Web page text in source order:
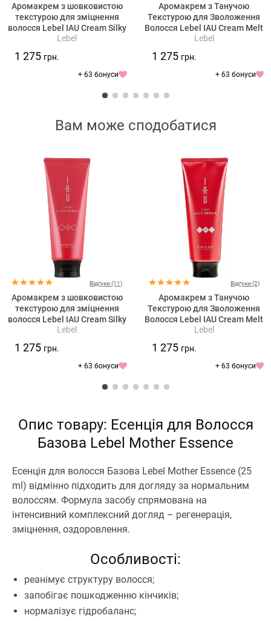
Аромакрем з шовковистою
текстурою для зміцнення
волосся Lebel IAU Cream Silky
Repair
Lebel
1 275 грн.
+ 63 бонуси
Аромакрем з Танучою
Текстурою для Зволоження
Волосся Lebel IAU Cream Melt
Repair
Lebel
1 275 грн.
+ 63 бонуси
Вам може сподобатися
Відгуки (11)
Аромакрем з шовковистою
текстурою для зміцнення
волосся Lebel IAU Cream Silky
Repair
Lebel
1 275 грн.
+ 63 бонуси
Відгуки (2)
Аромакрем з Танучою
Текстурою для Зволоження
Волосся Lebel IAU Cream Melt
Repair
Lebel
1 275 грн.
+ 63 бонуси
Опис товару: Есенція для Волосся
Базова Lebel Mother Essence
Есенція для волосся Базова Lebel Mother Essence (25
ml) відмінно підходить для догляду за нормальним
волоссям. Формула засобу спрямована на
інтенсивний комплексний догляд – регенерація,
зміцнення, оздоровлення.
Особливості:
реанімує структуру волосся;
запобігає пошкодженню кінчиків;
нормалізує гідробаланс;